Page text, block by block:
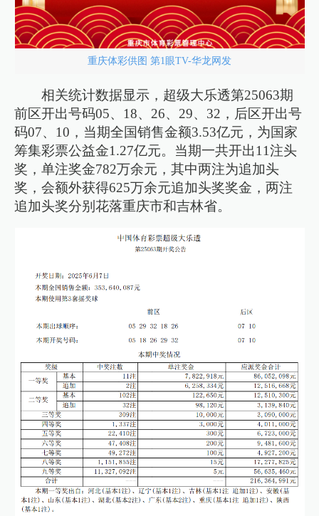
重庆体彩供图 第1眼TV-华龙网发
相关统计数据显示，超级大乐透第25063期
前区开出号码05、18、26、29、32，后区开出号
码07、10，当期全国销售金额3.53亿元，为国家
筹集彩票公益金1.27亿元。当期一共开出11注头
奖，单注奖金782万余元，其中两注为追加头
奖，会额外获得625万余元追加头奖奖金，两注
追加头奖分别花落重庆市和吉林省。